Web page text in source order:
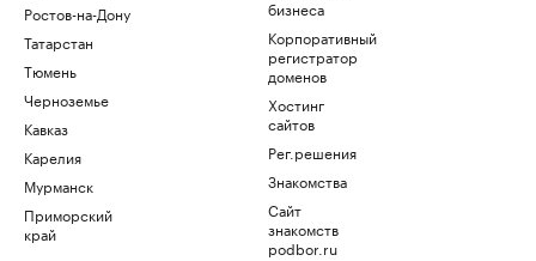
Ростов-на-Дону
Татарстан
Тюмень
Черноземье
Кавказ
Карелия
Мурманск
Приморский
край
бизнеса
Корпоративный
регистратор
доменов
Хостинг
сайтов
Рег.решения
Знакомства
Сайт
знакомств
podbor.ru